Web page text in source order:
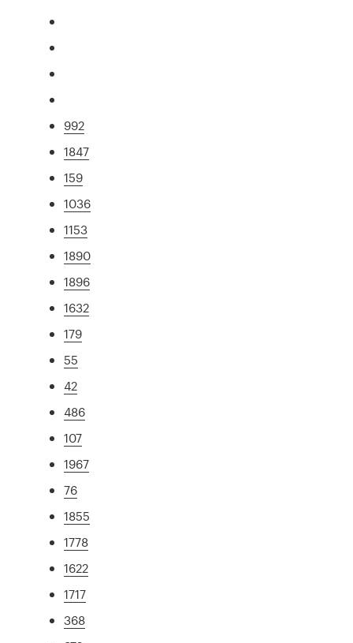
992
1847
159
1036
1153
1890
1896
1632
179
55
42
486
107
1967
76
1855
1778
1622
1717
368